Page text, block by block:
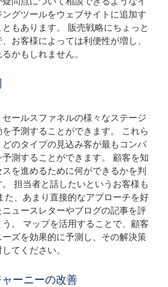
グツールをウェブサイトに追加す
もあります。 販売戦略にちょっと
お客様によっては利便性が増し、
かもしれません。
ールスファネルの様々なステージ
予測することができます。 これら
のタイプの見込み客が最もコンバ
測することができます。 顧客を知
を進めるために何ができるかを判
担当者と話したいというお客様も
た、あまり直接的なアプローチを好
ュースレターやブログの記事を評
。 マップを活用することで、顧客
ズを効果的に予測し、その解決策
てください。
ーニーの改善